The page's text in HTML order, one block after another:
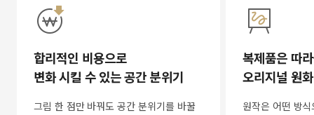
합리적인 비용으로
변화 시킬 수 있는 공간 분위기
그림 한 점만 바꿔도 공간 분위기를 바꿀
복제품은 따
오리지널 원
원작은 어떤 방